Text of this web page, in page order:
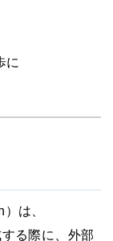
に
は、
る際に、外部